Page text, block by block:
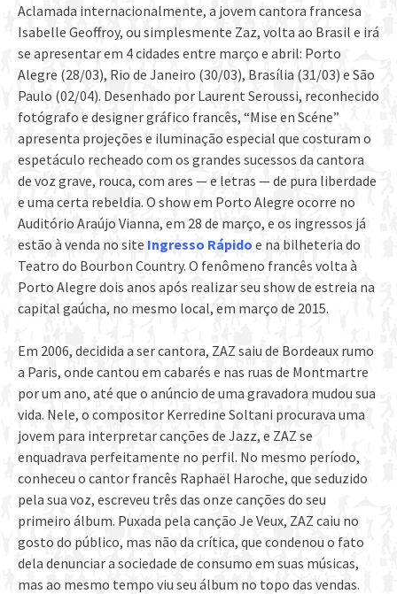
Aclamada internacionalmente, a jovem cantora francesa
Isabelle Geoffroy, ou simplesmente Zaz, volta ao Brasil e irá
se apresentar em 4 cidades entre março e abril: Porto
Alegre (28/03), Rio de Janeiro (30/03), Brasília (31/03) e São
Paulo (02/04). Desenhado por Laurent Seroussi, reconhecido
fotógrafo e designer gráfico francês, “Mise en Scéne”
apresenta projeções e iluminação especial que costuram o
espetáculo recheado com os grandes sucessos da cantora
de voz grave, rouca, com ares — e letras — de pura liberdade
e uma certa rebeldia. O show em Porto Alegre ocorre no
Auditório Araújo Vianna, em 28 de março, e os ingressos já
estão à venda no site Ingresso Rápido e na bilheteria do
Teatro do Bourbon Country. O fenômeno francês volta à
Porto Alegre dois anos após realizar seu show de estreia na
capital gaúcha, no mesmo local, em março de 2015.
Em 2006, decidida a ser cantora, ZAZ saiu de Bordeaux rumo
a Paris, onde cantou em cabarés e nas ruas de Montmartre
por um ano, até que o anúncio de uma gravadora mudou sua
vida. Nele, o compositor Kerredine Soltani procurava uma
jovem para interpretar canções de Jazz, e ZAZ se
enquadrava perfeitamente no perfil. No mesmo período,
conheceu o cantor francês Raphaël Haroche, que seduzido
pela sua voz, escreveu três das onze canções do seu
primeiro álbum. Puxada pela canção Je Veux, ZAZ caiu no
gosto do público, mas não da crítica, que condenou o fato
dela denunciar a sociedade de consumo em suas músicas,
mas ao mesmo tempo viu seu álbum no topo das vendas.